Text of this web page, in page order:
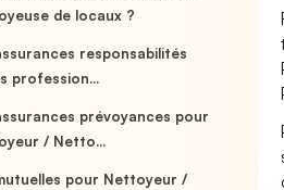
de locaux ?
responsabilités
profession...
prévoyances pour
/ Netto...
pour Nettoyeur /